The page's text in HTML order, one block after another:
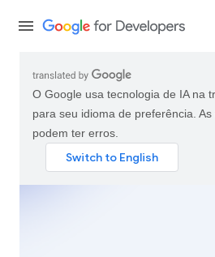
O Google usa tecnologia de IA na
para seu idioma de preferência.
podem ter erros.